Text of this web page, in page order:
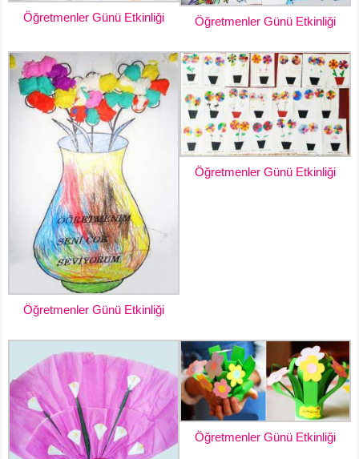
Öğretmenler Günü Etkinliği Öğretmenler Günü Etkinliği
Öğretmenler Günü Etkinliği
Öğretmenler Günü Etkinliği
Öğretmenler Günü Etkinliği